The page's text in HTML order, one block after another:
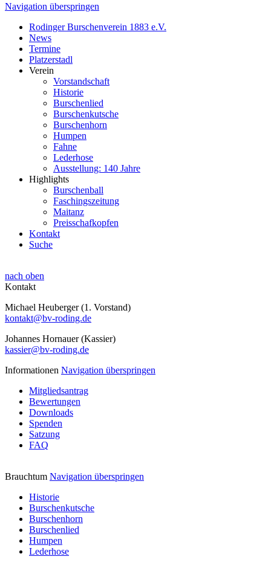
Navigation überspringen
Rodinger Burschenverein 1883 e.V.
News
Termine
Platzerstadl
Verein
Vorstandschaft
Historie
Burschenlied
Burschenkutsche
Burschenhorn
Humpen
Fahne
Lederhose
Ausstellung: 140 Jahre
Highlights
Burschenball
Faschingszeitung
Maitanz
Preisschafkopfen
Kontakt
Suche
nach oben
Kontakt
Michael Heuberger (1. Vorstand)
kontakt@bv-roding.de
Johannes Hornauer (Kassier)
kassier@bv-roding.de
Informationen Navigation überspringen
Mitgliedsantrag
Bewertungen
Downloads
Spenden
Satzung
FAQ
Brauchtum Navigation überspringen
Historie
Burschenkutsche
Burschenhorn
Burschenlied
Humpen
Lederhose